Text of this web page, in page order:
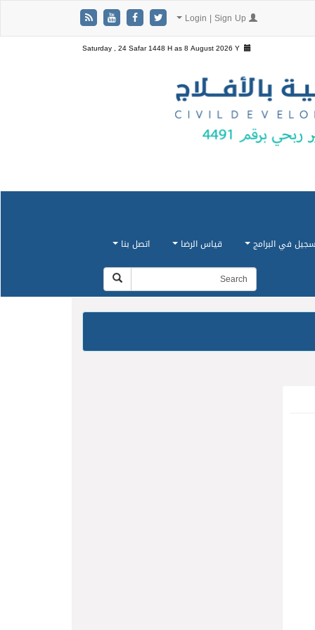
Saturday , 24 Safar 1448 H as8 August 2026 Y
في البرامج قياس الرضا اتصل بنا